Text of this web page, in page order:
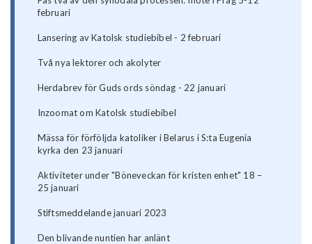
februari
Lansering av Katolsk studiebibel - 2 februari
Två nya lektorer och akolyter
Herdabrev för Guds ords söndag - 22 januari
Inzoomat om Katolsk studiebibel
Mässa för förföljda katoliker i Belarus i S:ta Eugenia
kyrka den 23 januari
Aktiviteter under "Böneveckan för kristen enhet" 18 –
25 januari
Stiftsmeddelande januari 2023
Den blivande nuntien har anlänt